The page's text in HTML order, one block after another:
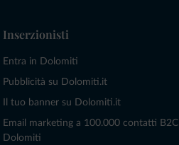
Inserzionisti
Entra in Dolomiti
Pubblicità su Dolomiti.it
Il tuo banner su Dolomiti.it
Email marketing a 100.000 contatti B2C
Dolomiti